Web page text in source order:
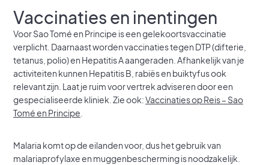
Vaccinaties en inentingen
Voor Sao Tomé en Principe is een gelekoortsvaccinatie
verplicht. Daarnaast worden vaccinaties tegen DTP (difterie,
tetanus, polio) en Hepatitis A aangeraden. Afhankelijk van je
activiteiten kunnen Hepatitis B, rabiës en buiktyfus ook
relevant zijn. Laat je ruim voor vertrek adviseren door een
gespecialiseerde kliniek. Zie ook:Vaccinaties op Reis – Sao
Tomé en Principe
Malaria komt op de eilanden voor, dus het gebruik van
malariaprofylaxe en muggenbescherming is noodzakelijk.